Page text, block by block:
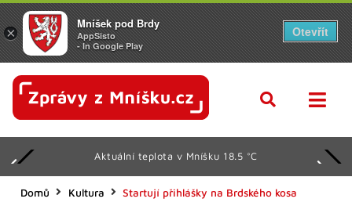
Aktuální teplota v Mníšku 18.5 °C
Domů Kultura Startují přihlášky na Brdského kosa
×
Mníšek pod Brdy
AppSisto
- In Google Play
Otevřít